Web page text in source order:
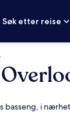
Søk etter reise
basseng, i